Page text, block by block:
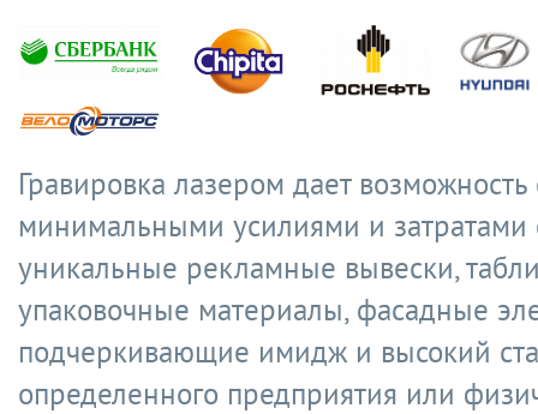
Гравировка лазером дает возможность
минимальными усилиями и затратами
уникальные рекламные вывески,
упаковочные материалы, фасадные
подчеркивающие имидж и высокий
определенного предприятия или